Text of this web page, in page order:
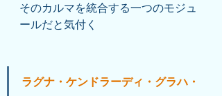
そのカルマを統合する一つのモジュ
ールだと気付く
ラグナ・ケンドラーディ・グラハ・